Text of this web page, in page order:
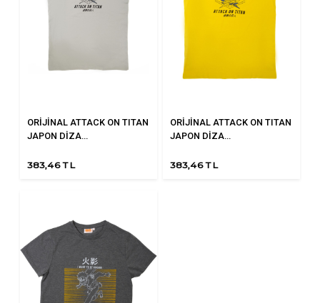
ORİJİNAL ATTACK ON TITAN
JAPON DİZA...
383,46 TL
ORİJİNAL ATTACK ON TITAN
JAPON DİZA...
383,46 TL